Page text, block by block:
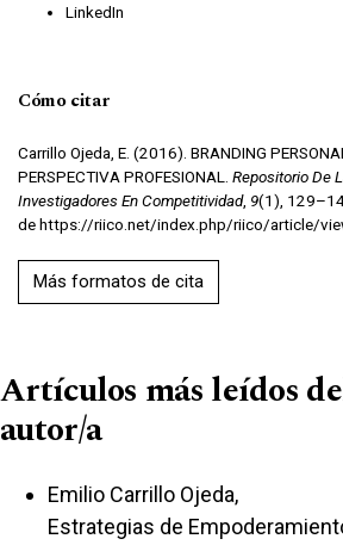
LinkedIn
Cómo citar
Carrillo Ojeda, E. (2016). BRANDING
PERSPECTIVA PROFESIONAL. Repositorio De
Investigadores En Competitividad, 9(1),
de https://riico.net/index.php/riico/article/
Más formatos de cita
Artículos más leídos
autor/a
Emilio Carrillo Ojeda,
Estrategias de